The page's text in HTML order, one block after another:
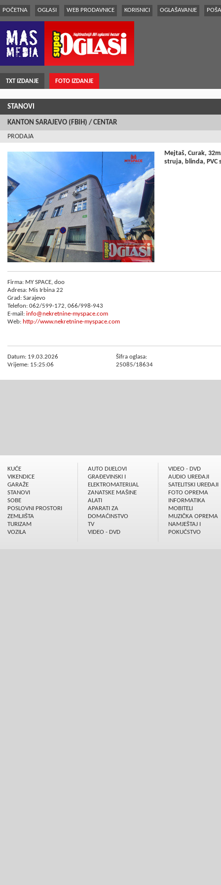
POČETNA OGLASI WEB PRODAVNICE KORISNICI OGLAŠAVANJE
TXT IZDANJE FOTO IZDANJE
STANOVI
KANTON SARAJEVO (FBiH) / CENTAR
PRODAJA
Mejtaš, Curak,
struja, blinda, PVC
Firma: MY SPACE, doo
Adresa: Mis Irbina 22
Grad: Sarajevo
Telefon: 062/599-172, 066/998-943
E-mail: info@nekretnine-myspace.com
Web: http://www.nekretnine-myspace.com
Datum: 19.03.2026
Vrijeme: 15:25:06
Šifra oglasa:
25085/18634
KUĆE
VIKENDICE
GARAŽE
STANOVI
SOBE
POSLOVNI PROSTORI
ZEMLJIŠTA
TURIZAM
VOZILA
AUTO DIJELOVI
GRAÐEVINSKI I
ELEKTROMATERIJAL
ZANATSKE MAŠINE
ALATI
APARATI ZA
DOMAĆINSTVO
TV
VIDEO - DVD
VIDEO - DVD
AUDIO UREÐAJI
SATELITSKI UREÐAJI
FOTO OPREMA
INFORMATIKA
MOBITELI
MUZIČKA OPREMA
NAMJEŠTAJ I
POKUĆSTVO